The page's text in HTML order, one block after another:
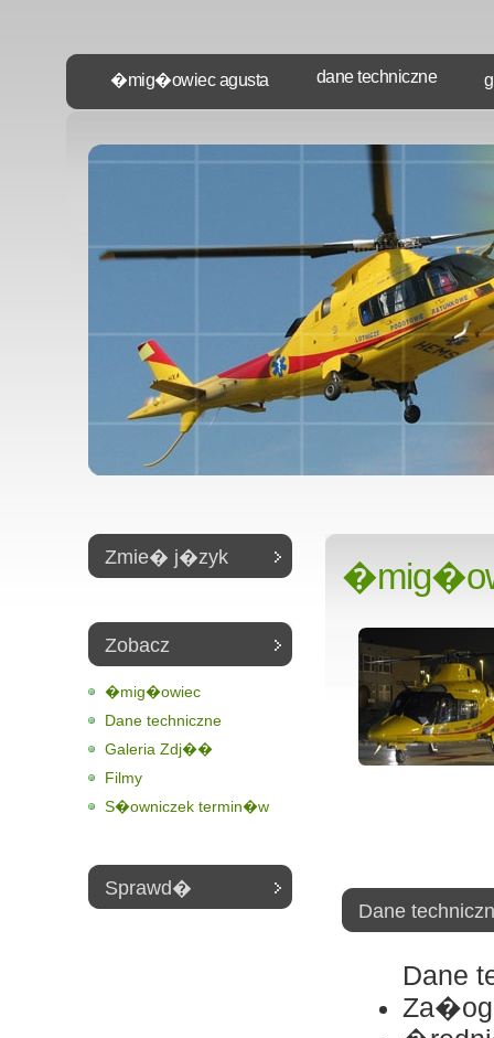
�mig�owiec agusta dane techniczne
Dane
Dane
Zmie� j�zyk
Zobacz
�mig�owiec
Dane techniczne
Galeria Zdj��
Filmy
S�owniczek termin�w
Sprawd�